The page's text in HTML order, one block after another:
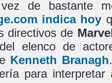
de bastante
indica hoy
directivos de
elenco de
Kenneth Branagh
para